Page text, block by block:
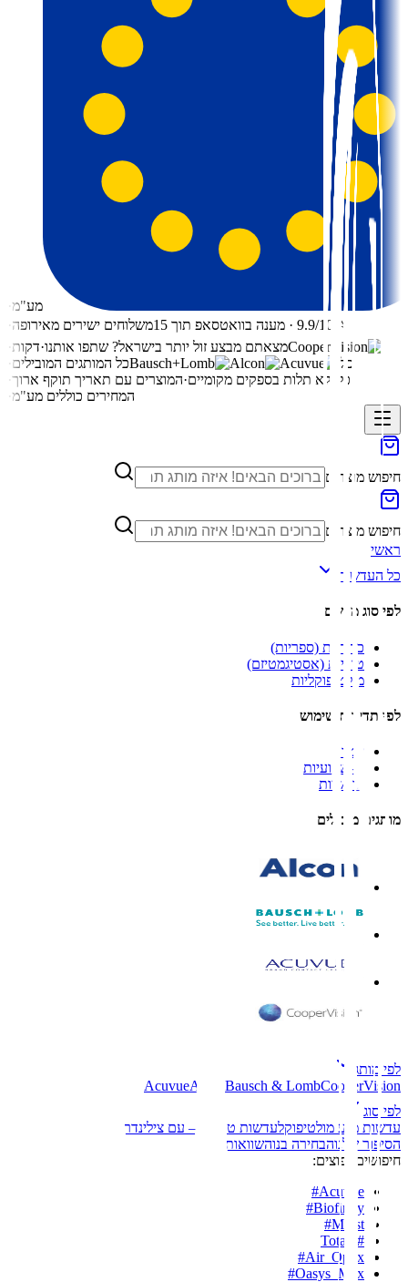
מע"מ·
משלוחים ישירים מאירופה·
⭐ 9.9/10 · מענה בוואטסאפ תוך 15
דקות· מצאתם מבצע זול יותר בישראל? שתפו אותנו·
כל המותגים המובילים·
כל
המוצרים עם תאריך תוקף ארוך· ללא תלות בספקים מקומיים·
כל
המחירים כוללים מע"מ·
חיפוש מוצרים
חיפוש מוצרים
ראשי
כל העדשות
לפי סוג מרשם
כדוריות (ספריות)
טוריות (אסטיגמטיזם)
מולטיפוקליות
לפי תדירות שימוש
יומיות
דו-שבועיות
חודשיות
מותגים מובילים
לפי מותג
AcuvueAlcon Bausch & LombCooperVision
לפי סוג
עדשות מגע מולטיפוקלעדשות טוריות – עם צילינדר
הסיפור שלנוהבחירה בנוהשוואות
חיפושים נפוצים:
Acuvue
#
Biofinity
#
Moist
#
Total1 #
Air_Optix
#
Oasys_Max
#